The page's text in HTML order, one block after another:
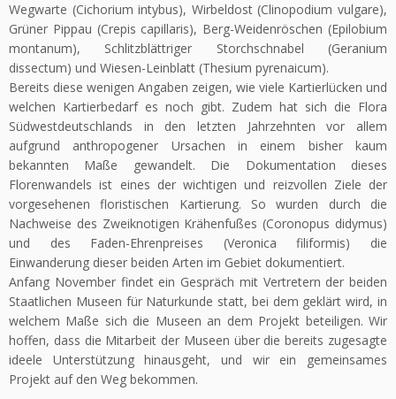
Wegwarte (Cichorium intybus), Wirbeldost (Clinopodium vulgare),
Grüner Pippau (Crepis capillaris), Berg-Weidenröschen (Epilobium
montanum), Schlitzblättriger Storchschnabel (Geranium
dissectum) und Wiesen-Leinblatt (Thesium pyrenaicum).
Bereits diese wenigen Angaben zeigen, wie viele Kartierlücken und
welchen Kartierbedarf es noch gibt. Zudem hat sich die Flora
Südwestdeutschlands in den letzten Jahrzehnten vor allem
aufgrund anthropogener Ursachen in einem bisher kaum
bekannten Maße gewandelt. Die Dokumentation dieses
Florenwandels ist eines der wichtigen und reizvollen Ziele der
vorgesehenen floristischen Kartierung. So wurden durch die
Nachweise des Zweiknotigen Krähenfußes (Coronopus didymus)
und des Faden-Ehrenpreises (Veronica filiformis) die
Einwanderung dieser beiden Arten im Gebiet dokumentiert.
Anfang November findet ein Gespräch mit Vertretern der beiden
Staatlichen Museen für Naturkunde statt, bei dem geklärt wird, in
welchem Maße sich die Museen an dem Projekt beteiligen. Wir
hoffen, dass die Mitarbeit der Museen über die bereits zugesagte
ideele Unterstützung hinausgeht, und wir ein gemeinsames
Projekt auf den Weg bekommen.